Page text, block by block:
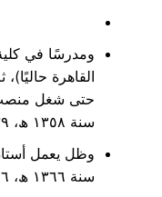
ومدرسًا في
القاھرة
حتى شغل منصب
سنة ١٣٥٨ ھ، ١٩٣٩ م.
وظل یعمل
سنة ١٣٦٦ ھ، ١٩٤٦ م.